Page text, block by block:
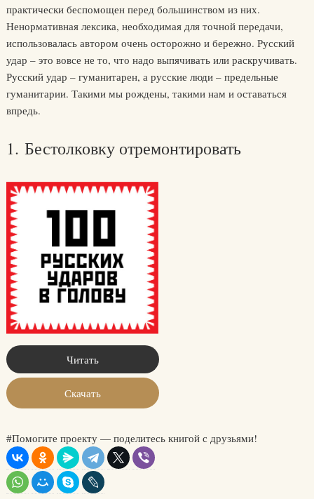
практически беспомощен перед большинством из них.
Ненормативная лексика, необходимая для точной передачи,
использовалась автором очень осторожно и бережно. Русский
удар – это вовсе не то, что надо выпячивать или раскручивать.
Русский удар – гуманитарен, а русские люди – предельные
гуманитарии. Такими мы рождены, такими нам и оставаться
впредь.
1. Бестолковку отремонтировать
Читать
Скачать
#Помогите проекту — поделитесь книгой с друзьями!